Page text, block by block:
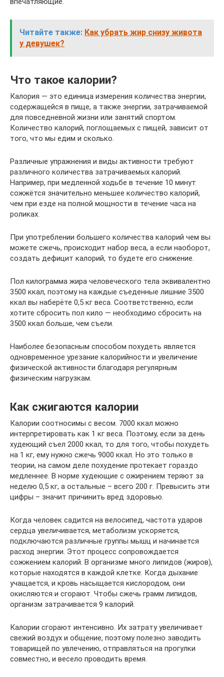
Читайте также: Как убрать жир снизу живота
у девушек?
Что такое калории?
Калория — это единица измерения количества энергии,
содержащейся в пище, а также энергии, затрачиваемой
для повседневной жизни или занятий спортом.
Количество калорий, поглощаемых с пищей, зависит от
того, что мы едим и сколько.
Различные упражнения и виды активности требуют
различного количества затрачиваемых калорий.
Например, при медленной ходьбе в течение 10 минут
сожжётся значительно меньшее количество калорий,
чем при езде на полной мощности в течение часа на
роликах.
При употреблении большего количества калорий чем вы
можете сжечь, происходит набор веса, а если наоборот,
создать дефицит калорий, то будете его снижение.
Пол килограмма жира человеческого тела эквивалентно
3500 ккал, поэтому на каждые съеденные лишние 3500
ккал вы наберёте 0,5 кг веса. Соответственно, если
хотите сбросить пол кило — необходимо сбросить на
3500 ккал больше, чем съели.
Наиболее безопасным способом похудеть является
одновременное урезание калорийности и увеличение
физической активности благодаря регулярным
физическим нагрузкам.
Как сжигаются калории
Калории соотносимы с весом. 7000 ккал можно
интерпретировать как 1 кг веса. Поэтому, если за день
худеющий съел 2000 ккал, то для того, чтобы похудеть
на 1 кг, ему нужно сжечь 9000 ккал. Но это только в
теории, на самом деле похудение протекает гораздо
медленнее. В норме худеющие с ожирением теряют за
неделю 0,5 кг, а остальные – всего 200 г. Превысить эти
цифры – значит причинить вред здоровью.
Когда человек садится на велосипед, частота ударов
сердца увеличивается, метаболизм ускоряется,
подключаются различные группы мышц и начинается
расход энергии. Этот процесс сопровождается
сожжением калорий. В организме много липидов (жиров),
которые находятся в каждой клетке. Когда дыхание
учащается, и кровь насыщается кислородом, они
окисляются и сгорают. Чтобы сжечь грамм липидов,
организм затрачивается 9 калорий.
Калории сгорают интенсивно. Их затрату увеличивает
свежий воздух и общение, поэтому полезно заводить
товарищей по увлечению, отправляться на прогулки
совместно, и весело проводить время.